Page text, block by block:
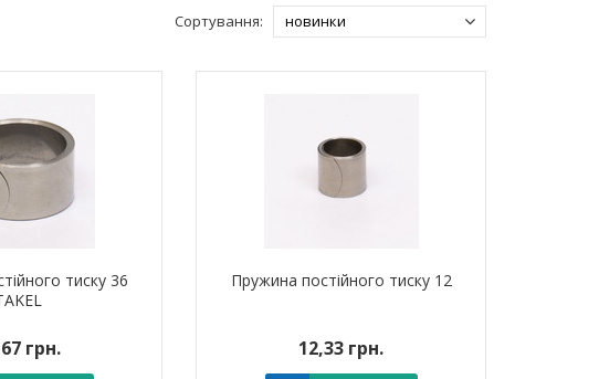
Сортування:
тиску 36
грн.
Пружина постійного тиску 12
12,33 грн.